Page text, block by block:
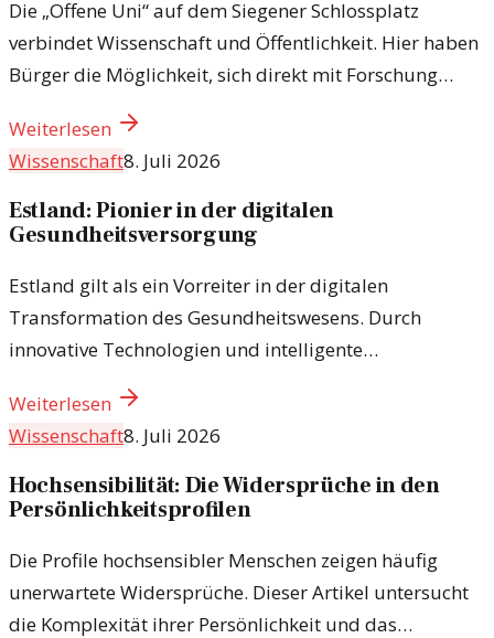
Die „Offene Uni“ auf dem Siegener Schlossplatz
verbindet Wissenschaft und Öffentlichkeit. Hier haben
Bürger die Möglichkeit, sich direkt mit Forschung
Weiterlesen
Wissenschaft8. Juli 2026
Estland: Pionier in der digitalen
Gesundheitsversorgung
Estland gilt als ein Vorreiter in der digitalen
Transformation des Gesundheitswesens. Durch
innovative Technologien und intelligente
Gesundheitsversorgung und verbessert die
Patientenversorgung.
Weiterlesen
Wissenschaft8. Juli 2026
Hochsensibilität: Die Widersprüche in den
Persönlichkeitsprofilen
Die Profile hochsensibler Menschen zeigen häufig
unerwartete Widersprüche. Dieser Artikel untersucht
die Komplexität ihrer Persönlichkeit und das